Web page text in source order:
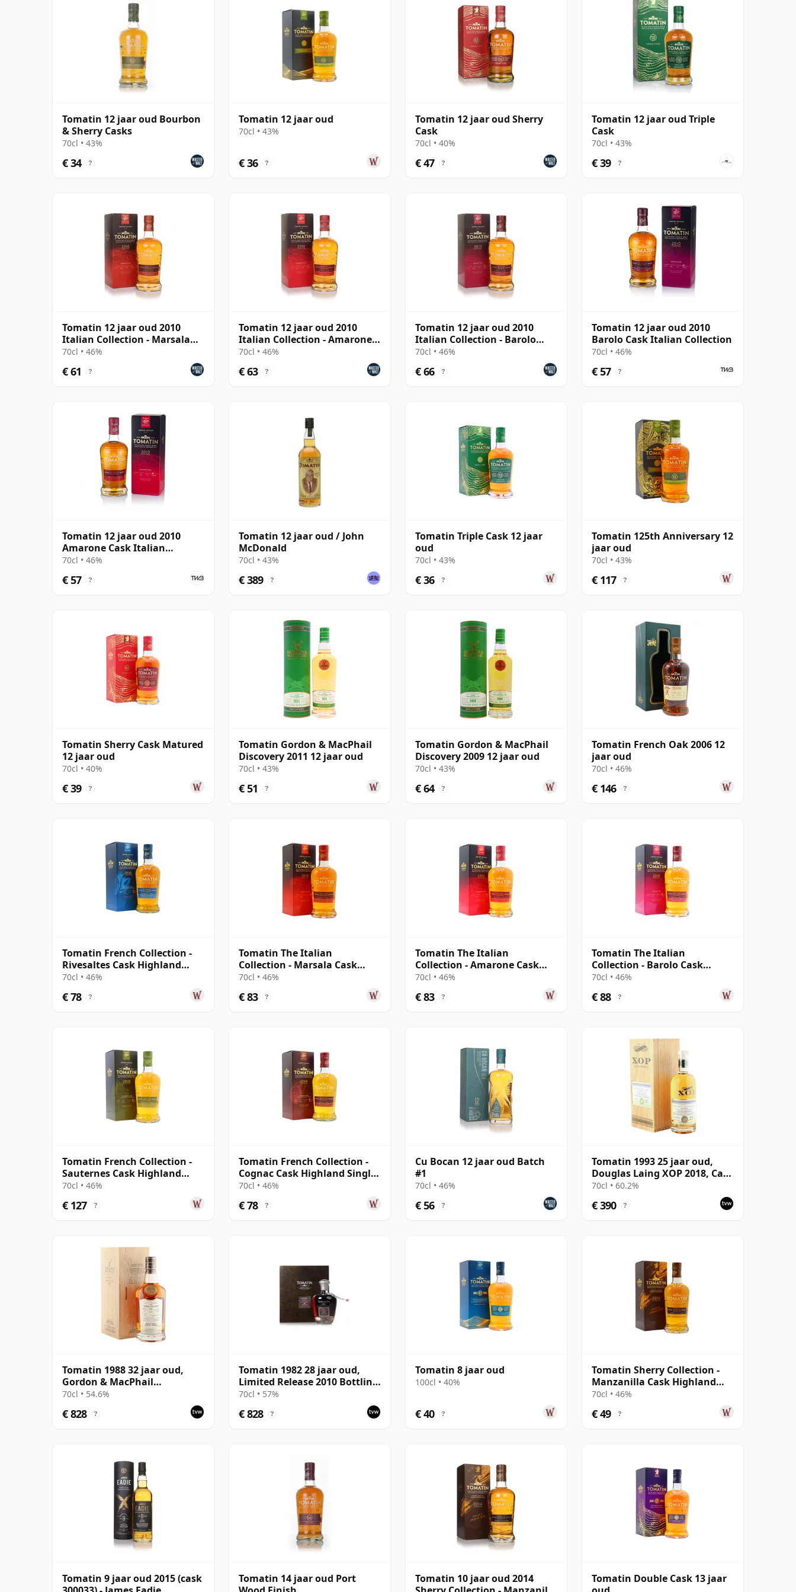
Tomatin 12 jaar oud Bourbon
& Sherry Casks
70cl • 43%
€ 34 ?
Tomatin 12 jaar oud
70cl • 43%
€ 36 ?
Tomatin 12 jaar oud Sherry
Cask
70cl • 40%
€ 47 ?
Tomatin 12 jaar oud Triple
Cask
70cl • 43%
€ 39 ?
Tomatin 12 jaar oud 2010
Italian Collection - Marsala
Cask
70cl • 46%
€ 61 ?
Tomatin 12 jaar oud 2010
Italian Collection - Amarone
Cask
70cl • 46%
€ 63 ?
Tomatin 12 jaar oud 2010
Italian Collection - Barolo
Cask
70cl • 46%
€ 66 ?
Tomatin 12 jaar oud 2010
Barolo Cask Italian Collection
70cl • 46%
€ 57 ?
Tomatin 12 jaar oud 2010
Amarone Cask Italian
Collection
70cl • 46%
€ 57 ?
Tomatin 12 jaar oud / John
McDonald
70cl • 43%
€ 389 ?
Tomatin Triple Cask 12 jaar
oud
70cl • 43%
€ 36 ?
Tomatin 125th Anniversary 12
jaar oud
70cl • 43%
€ 117 ?
Tomatin Sherry Cask Matured
12 jaar oud
70cl • 40%
€ 39 ?
Tomatin Gordon & MacPhail
Discovery 2011 12 jaar oud
70cl • 43%
€ 51 ?
Tomatin Gordon & MacPhail
Discovery 2009 12 jaar oud
70cl • 43%
€ 64 ?
Tomatin French Oak 2006 12
jaar oud
70cl • 46%
€ 146 ?
Tomatin French Collection -
Rivesaltes Cask Highland
Singl 2008 12 jaar oud
70cl • 46%
€ 78 ?
Tomatin The Italian
Collection - Marsala Cask
Highland Sin 12 jaar oud
70cl • 46%
€ 83 ?
Tomatin The Italian
Collection - Amarone Cask
Highland Si 12 jaar oud
70cl • 46%
€ 83 ?
Tomatin The Italian
Collection - Barolo Cask
Highland Sing 12 jaar oud
70cl • 46%
€ 88 ?
Tomatin French Collection -
Sauternes Cask Highland
Single 2008 12 jaar oud
70cl • 46%
€ 127 ?
Tomatin French Collection -
Cognac Cask Highland Single
Ma 2008 12 jaar oud
70cl • 46%
€ 78 ?
Cu Bocan 12 jaar oud Batch
#1
70cl • 46%
€ 56 ?
Tomatin 1993 25 jaar oud,
Douglas Laing XOP 2018, Cask
12783
70cl • 60.2%
€ 390 ?
Tomatin 1988 32 jaar oud,
Gordon & MacPhail
Connoisseurs Choice - Cask
70cl • 54.6%
€ 828 ?
Tomatin 1982 28 jaar oud,
Limited Release 2010 Bottling
with Presentation Case - Cask
70cl • 57%
€ 828 ?
Tomatin 8 jaar oud
100cl • 40%
€ 40 ?
Tomatin Sherry Collection -
Manzanilla Cask Highland
Singl 2014 10 jaar oud
70cl • 46%
€ 49 ?
Tomatin 9 jaar oud 2015 (cask
Tomatin 14 jaar oud Port
Tomatin 10 jaar oud 2014
Tomatin Double Cask 13 jaar